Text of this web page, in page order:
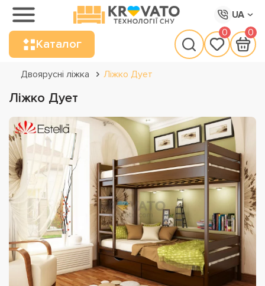
UA
Каталог
0 0
Двоярусні ліжка Ліжко Дует
Ліжко Дует